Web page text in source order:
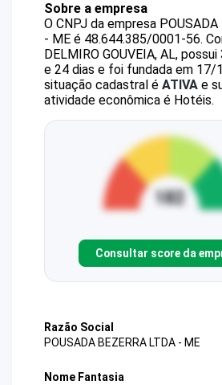
Sobre a empresa
O CNPJ da empresa POUSADA
- ME é 48.644.385/0001-56.
DELMIRO GOUVEIA, AL,
e 24 dias e foi fundada em 17/
situação cadastral é ATIVA e
atividade econômica é Hotéis.
Consultar score da
Razão Social
POUSADA BEZERRA LTDA - ME
Nome Fantasia